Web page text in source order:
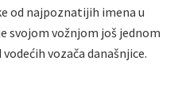
od najpoznatijih imena u
svojom vožnjom još jednom
vozača današnjice.